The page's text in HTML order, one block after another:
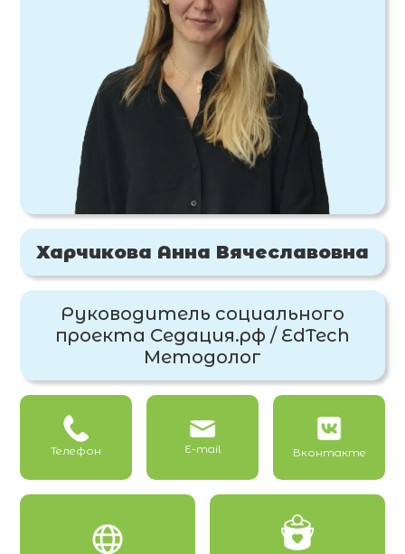
Харчикова Анна Вячеславовна
Руководитель социального
проекта Седация.рф / EdTech
Методолог
Телефон E-mail Вконтакте